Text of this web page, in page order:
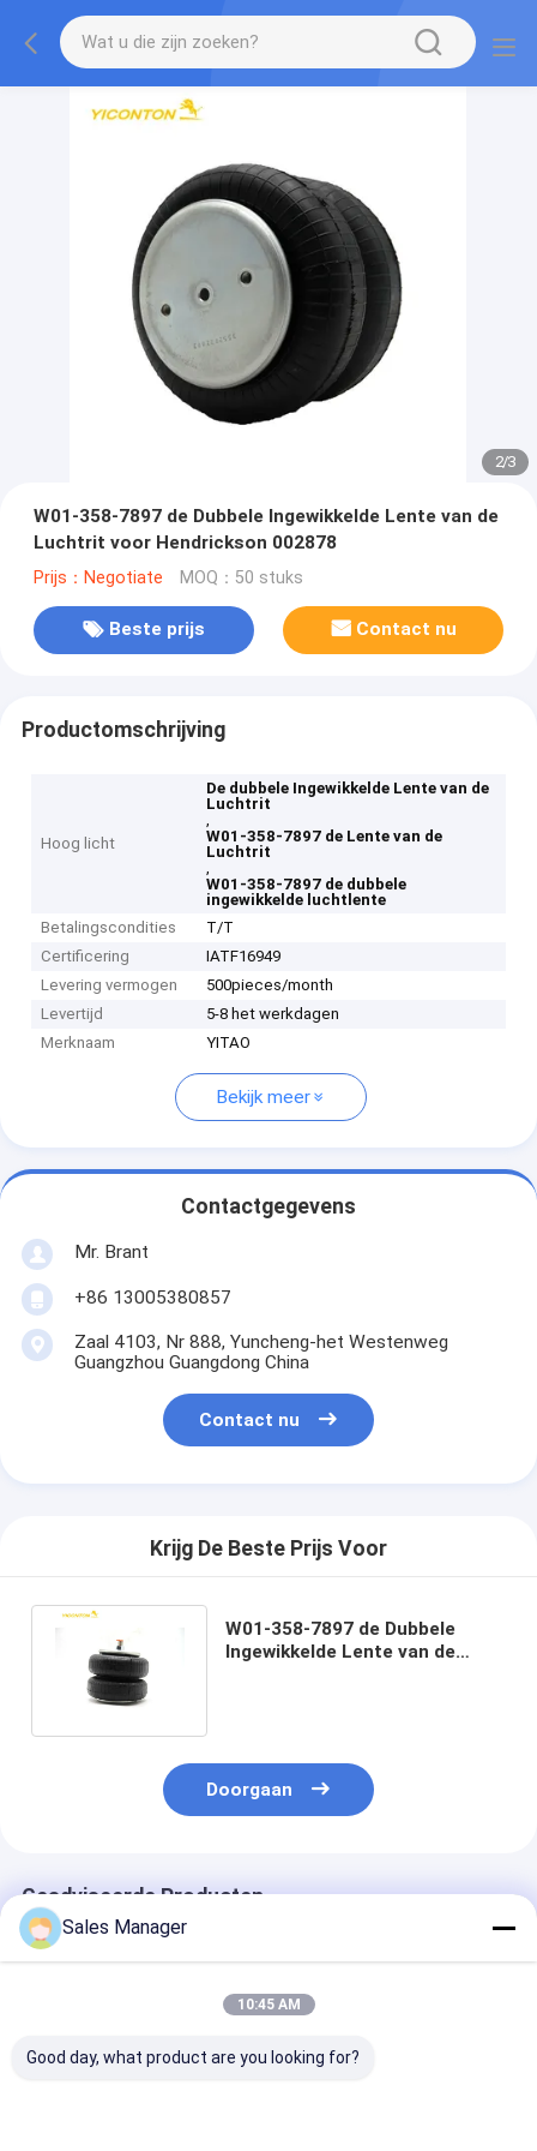
2/3
W01-358-7897 de Dubbele Ingewikkelde Lente van de
Luchtrit voor Hendrickson 002878
Prijs：Negotiate MOQ：50 stuks
Beste prijs Contact nu
Productomschrijving
Hoog licht
De dubbele Ingewikkelde Lente van de
Luchtrit
,
W01-358-7897 de Lente van de
Luchtrit
,
W01-358-7897 de dubbele
ingewikkelde luchtlente
Betalingscondities
T/T
Certificering
IATF16949
Levering vermogen
500pieces/month
Levertijd
5-8 het werkdagen
Merknaam
YITAO
Bekijk meer
Contactgegevens
Mr. Brant
+86 13005380857
Zaal 4103, Nr 888, Yuncheng-het Westenweg
Guangzhou Guangdong China
Contact nu
Krijg De Beste Prijs Voor
W01-358-7897 de Dubbele
Ingewikkelde Lente van de
Doorgaan
Geadviseerde Producten
Sales Manager
10:45 AM
Good day, what product are you looking for?